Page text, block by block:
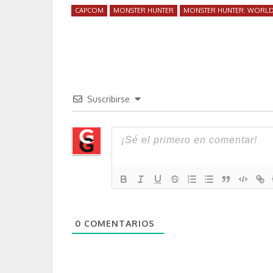
CAPCOM MONSTER HUNTER MONSTER HUNTER: WORLD
Suscribirse
0 COMENTARIOS